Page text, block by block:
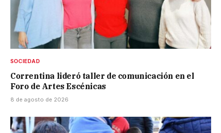
SOCIEDAD
Correntina lideró taller de comunicación en el
Foro de Artes Escénicas
8 de agosto de 2026